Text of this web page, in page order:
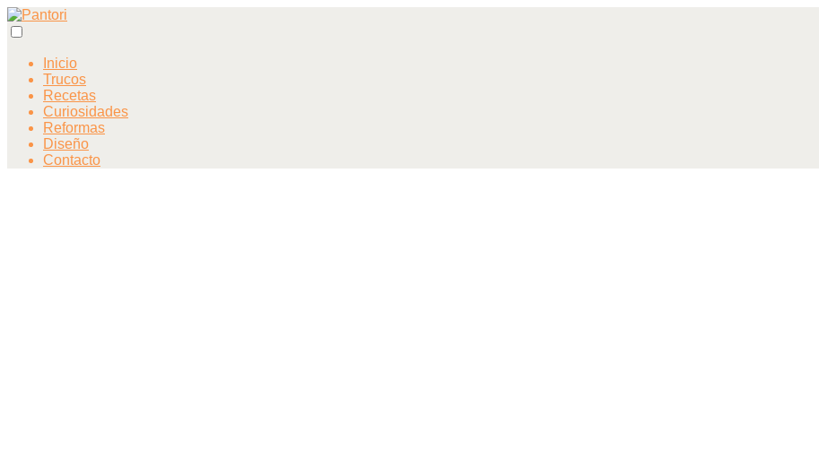
Inicio
Trucos
Recetas
Curiosidades
Reformas
Diseño
Contacto